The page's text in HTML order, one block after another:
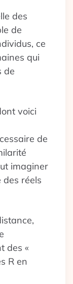
des
de
ce
qui
de
voici
de
imaginer
des réels
des «
R en